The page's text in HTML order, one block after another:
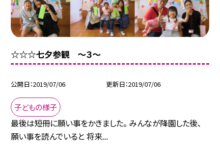
☆☆☆七夕参観 〜３〜
公開日 2019/07/06 更新日 2019/07/06
子どもの様子
最後は短冊に願い事をかきました。 みんなが降園した後、
願い事を読んでいると 将来...